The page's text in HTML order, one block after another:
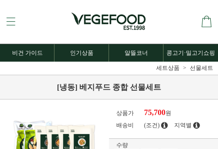
비건 가이드 인기상품 알뜰코너 콩고기·밀고기쇼핑
세트상품 선물세트
[냉동] 베지푸드 종합 선물세트
상품가 75,700원
배송비
(조건) 지역별
수량